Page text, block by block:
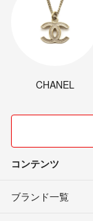
CHANEL
コンテンツ
ブランド一覧